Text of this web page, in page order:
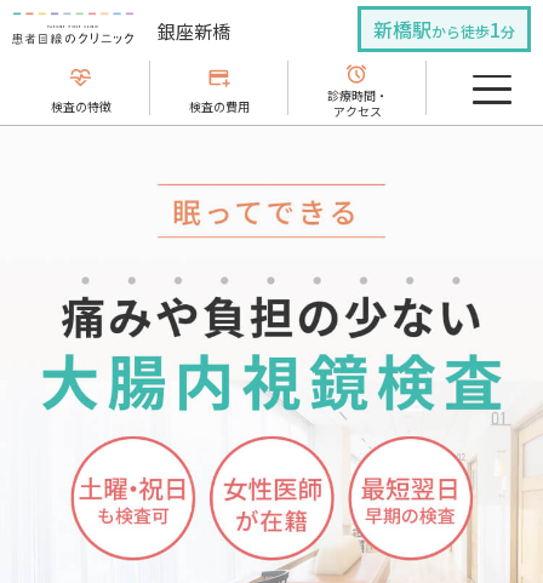
銀座新橋 新橋駅から徒歩1分
検査の特徴 検査の費用
診療時間・
アクセス